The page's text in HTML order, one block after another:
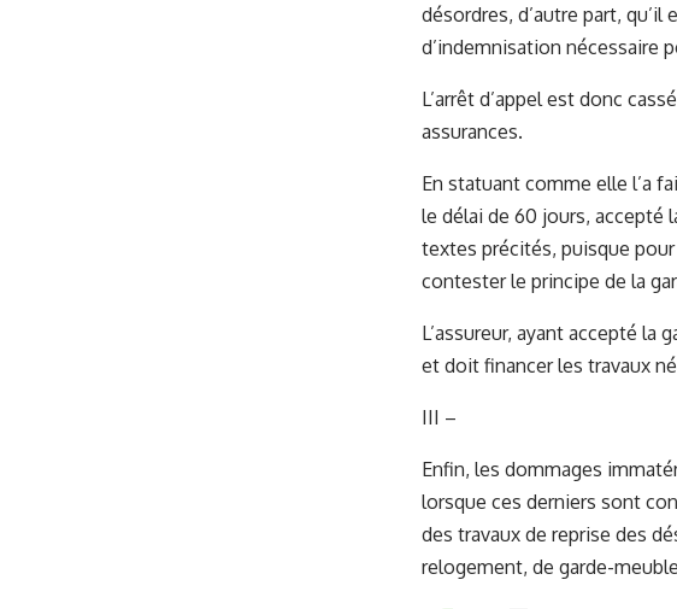
désordres, d’autre part,
d’indemnisation nécessaire
L’arrêt d’appel est donc
assurances.
En statuant comme elle l’a
le délai de 60 jours, accepté
textes précités, puisque
contester le principe de la
L’assureur, ayant accepté
et doit financer les travaux
III –
Enfin, les dommages
lorsque ces derniers sont
des travaux de reprise des
relogement, de garde-